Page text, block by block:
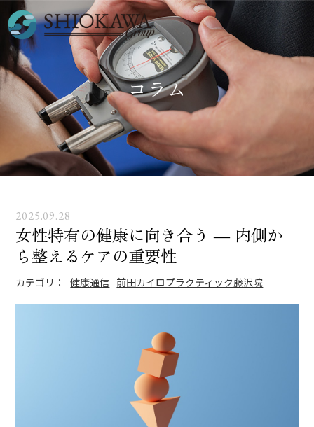
コラム
2025.09.28
女性特有の健康に向き合う ― 内側か
ら整えるケアの重要性
カテゴリ： 健康通信 前田カイロプラクティック藤沢院